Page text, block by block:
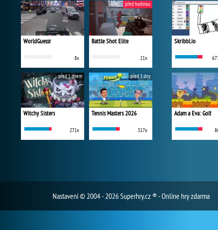
WorldGuessr
8x
Battle Shot Elite
21x
před hodinou
Witchy Sisters
271x
před 1 dnem
Tennis Masters 2026
317x
před 3 dny
Skribbl.io
Adam a Eva: Golf
Nastavení© 2004 - 2026 Superhry.cz ® - Online hry zdarma